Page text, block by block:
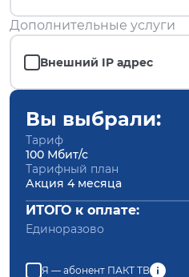
Дополнительные услуги
Внешний IP адрес
Вы выбрали:
Тариф
100 Мбит/с
Тарифный план
Акция 4 месяца
ИТОГО к оплате:
Единоразово
Я — абонент ПАКТ ТВ